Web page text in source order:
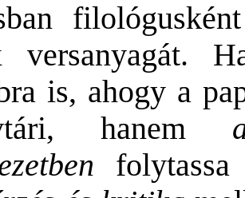
versanyagát.
is, ahogy a
hanem